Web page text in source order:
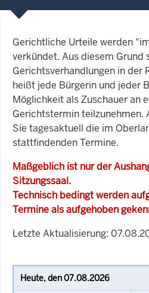
Gerichtliche Urteile werden
verkündet. Aus diesem Grund
Gerichtsverhandlungen in der
heißt jede Bürgerin und jeder
Möglichkeit als Zuschauer an
Gerichtstermin teilzunehmen.
Sie tagesaktuell die im
stattfindenden Termine.
Maßgeblich ist nur der
Sitzungssaal.
Technisch bedingt werden
Termine als aufgehoben
Letzte Aktualisierung: